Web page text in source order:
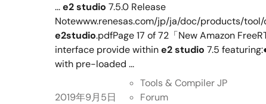
...e2 studio 7.5.0 Release
Notewww.renesas.com/jp/ja/doc/products/
e2studio.pdfPage 17 of 72「New Amazon
interface provide withine2 studio 7.5
with pre-loaded ...
2019年9月5日
Tools & Compiler JP
Forum